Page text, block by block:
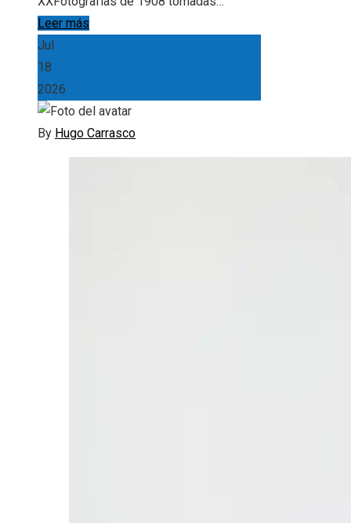
Leer más
Jul
18
2026
By Hugo Carrasco